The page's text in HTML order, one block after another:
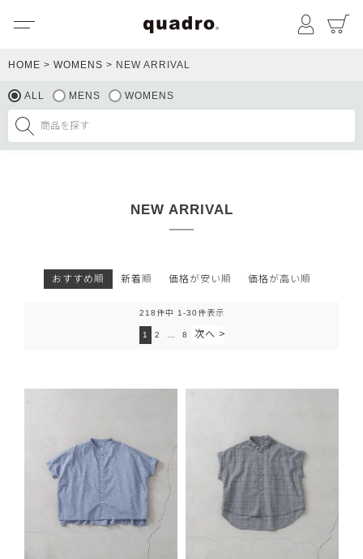
マイペ
HOME WOMENS NEW ARRIVAL
ALL MENS WOMENS
NEW ARRIVAL
おすすめ順 新着順 価格が安い順 価格が高い順
218件中 1 -30件表示
1 2 8